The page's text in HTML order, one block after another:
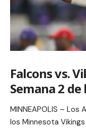
Falcons vs.
Semana 2 de
MINNEAPOLIS –
los Minnesota